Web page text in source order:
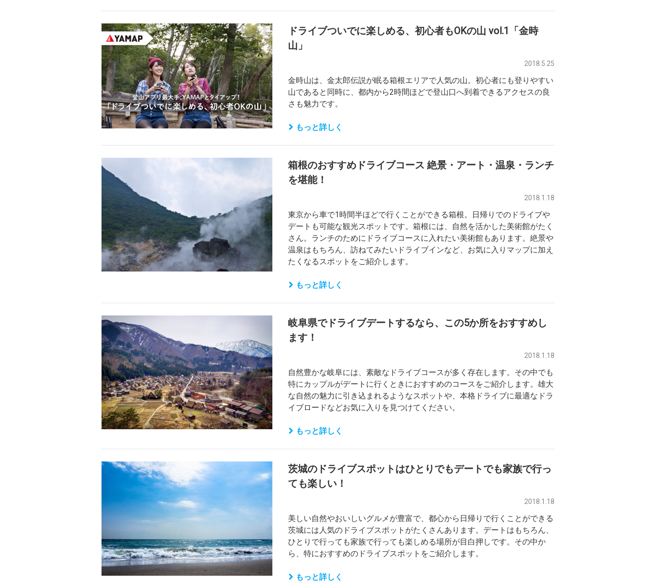
ドライブついでに楽しめる、初心者もOKの山 vol.1「金時
山」
2018.5.25
金時山は、金太郎伝説が眠る箱根エリアで人気の山。初心者にも登りやすい
山であると同時に、都内から2時間ほどで登山口へ到着できるアクセスの良
さも魅力です。
もっと詳しく
箱根のおすすめドライブコース 絶景・アート・温泉・ランチ
を堪能！
2018.1.18
東京から車で1時間半ほどで行くことができる箱根。日帰りでのドライブや
デートも可能な観光スポットです。箱根には、自然を活かした美術館がたく
さん。ランチのためにドライブコースに入れたい美術館もあります。絶景や
温泉はもちろん、訪ねてみたいドライブインなど、お気に入りマップに加え
たくなるスポットをご紹介します。
もっと詳しく
岐阜県でドライブデートするなら、この5か所をおすすめし
ます！
2018.1.18
自然豊かな岐阜には、素敵なドライブコースが多く存在します。その中でも
特にカップルがデートに行くときにおすすめのコースをご紹介します。雄大
な自然の魅力に引き込まれるようなスポットや、本格ドライブに最適なドラ
イブロードなどお気に入りを見つけてください。
もっと詳しく
茨城のドライブスポットはひとりでもデートでも家族で行っ
ても楽しい！
2018.1.18
美しい自然やおいしいグルメが豊富で、都心から日帰りで行くことができる
茨城には人気のドライブスポットがたくさんあります。デートはもちろん、
ひとりで行っても家族で行っても楽しめる場所が目白押しです。その中か
ら、特におすすめのドライブスポットをご紹介します。
もっと詳しく